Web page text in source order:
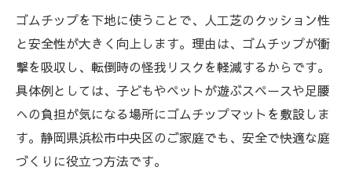
ゴムチップを下地に使うことで、人工芝のクッション性
と安全性が大きく向上します。理由は、ゴムチップが衝
撃を吸収し、転倒時の怪我リスクを軽減するからです。
具体例としては、子どもやペットが遊ぶスペースや足腰
への負担が気になる場所にゴムチップマットを敷設しま
す。静岡県浜松市中央区のご家庭でも、安全で快適な庭
づくりに役立つ方法です。